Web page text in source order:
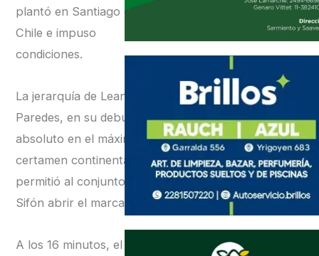
plantó en Santiago de
Chile e impuso
condiciones.
La jerarquía de Leandro
Paredes, en su debut
absoluto en el máximo
certamen continental, le
permitió al conjunto del
Sifón abrir el marcador.
A los 16 minutos, el